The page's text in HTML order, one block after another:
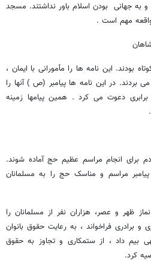
به جهانی بودن اسلام باور نداشتند. مسجد
واقعه مهم است .
این نامه ها را مأمورانی با ایمان ،
می بردند. در این نامه ها پیامبر (ص ) آنها را
دعوت می کرد . همین پیامها زمینه
برای انجام مراسم عظیم حج آماده شوند.
مراسم و مناسک حج را به مسلمانان
ظهر و عصر، هزاران نفر از مسلمانان را
و برادری فراخواند ، به رعایت حقوق بانوان
بیم داد ، از ستمکاری و تجاوز به حقوق
کرد.